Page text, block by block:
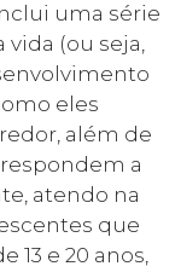
uma série
(ou seja,
eles
além de
a
atendo na
que
13 e 20 anos,